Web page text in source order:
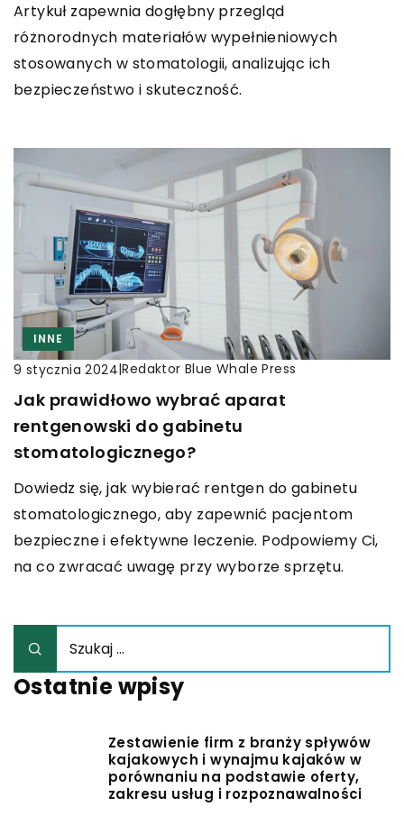
Artykuł zapewnia dogłębny przegląd
różnorodnych materiałów wypełnieniowych
stosowanych w stomatologii, analizując ich
bezpieczeństwo i skuteczność.
INNE
9 stycznia 2024|Redaktor Blue Whale Press
Jak prawidłowo wybrać aparat
rentgenowski do gabinetu
stomatologicznego?
Dowiedz się, jak wybierać rentgen do gabinetu
stomatologicznego, aby zapewnić pacjentom
bezpieczne i efektywne leczenie. Podpowiemy Ci,
na co zwracać uwagę przy wyborze sprzętu.
Ostatnie wpisy
Zestawienie firm z branży spływów
kajakowych i wynajmu kajaków w
porównaniu na podstawie oferty,
zakresu usług i rozpoznawalności